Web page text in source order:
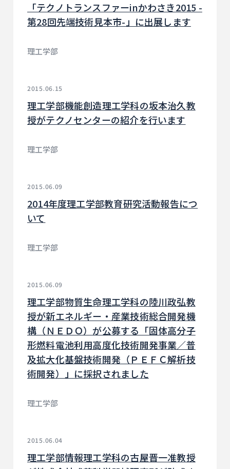
「テクノトランスファーinかわさき2015 -
第28回先端技術見本市-」に出展します
理工学部
2015.06.15
理工学部機能創造理工学科の坂本治久教
授がテクノセンターの紹介を行います
理工学部
2015.06.09
2014年度理工学部教育研究活動報告につ
いて
理工学部
2015.06.09
理工学部物質生命理工学科の陸川政弘教
授が新エネルギー・産業技術総合開発機
構（ＮＥＤＯ）が公募する「固体高分子
形燃料電池利用高度化技術開発事業／普
及拡大化基盤技術開発（ＰＥＦＣ解析技
術開発）」に採択されました
理工学部
2015.06.04
理工学部情報理工学科の古屋晋一准教授